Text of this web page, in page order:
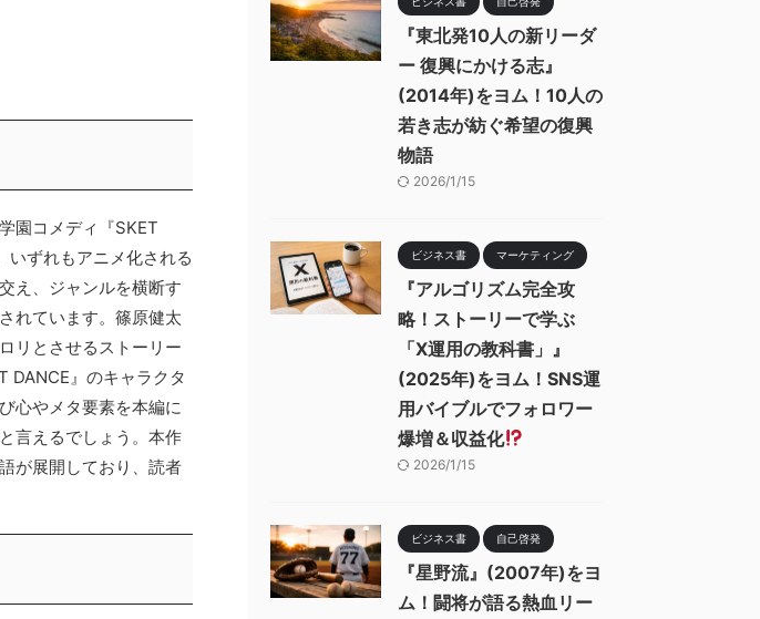
園コメディ『SKET
いずれもアニメ化される
え、ジャンルを横断す
れています。篠原健太
リとさせるストーリー
DANCE』のキャラクタ
心やメタ要素を本編に
言えるでしょう。本作
が展開しており、読者
『東北発10人の新リーダ
ー 復興にかける志』
(2014年)をヨム！10人の
若き志が紡ぐ希望の復興
物語
2026/1/15
ビジネス書 マーケティング
『アルゴリズム完全攻
略！ストーリーで学ぶ
「X運用の教科書」』
(2025年)をヨム！SNS運
用バイブルでフォロワー
爆増＆収益化
2026/1/15
ビジネス書 自己啓発
『星野流』(2007年)をヨ
ム！闘将が語る熱血リー